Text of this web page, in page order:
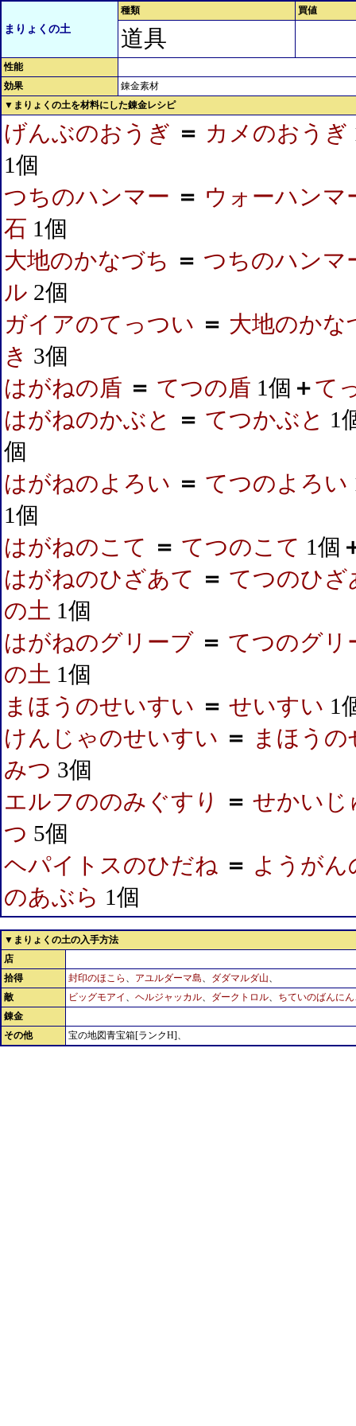
まりょくの土
種類 買値
道具
性能
効果
錬金素材
▼まりょくの土を材料にした錬金レシピ
げんぶのおうぎ ＝ カメのおうぎ
1個
つちのハンマー ＝ ウォーハンマ
石 1個
大地のかなづち ＝ つちのハンマ
ル 2個
ガイアのてっつい ＝ 大地のかな
き 3個
はがねの盾 ＝ てつの盾 1個 ＋て
はがねのかぶと
＝ てつかぶと 1
個
はがねのよろい ＝ てつのよろい
1個
はがねのこて ＝ てつのこて 1個
はがねのひざあて ＝ てつのひざ
の土 1個
はがねのグリーブ ＝ てつのグリ
の土 1個
まほうのせいすい ＝ せいすい 1
けんじゃのせいすい ＝ まほう
みつ 3個
エルフののみぐすり
＝ せかいじ
つ 5個
ヘパイトスのひだね ＝ ようがん
のあぶら 1個
▼まりょくの土の入手方法
店
拾得
封印のほこら 、 アユルダーマ島、 ダダマルダ山、
敵
ビッグモアイ 、 ヘルジャッカル、 ダークトロル、 ちていのばんにん
錬金
その他
宝の地図青宝箱[ランクH]、